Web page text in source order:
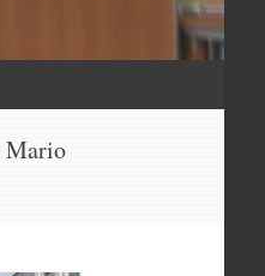
Mario